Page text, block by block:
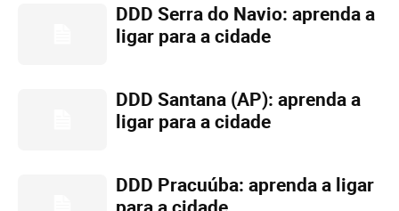
DDD Serra do Navio: aprenda a
ligar para a cidade
DDD Santana (AP): aprenda a
ligar para a cidade
DDD Pracuúba: aprenda a ligar